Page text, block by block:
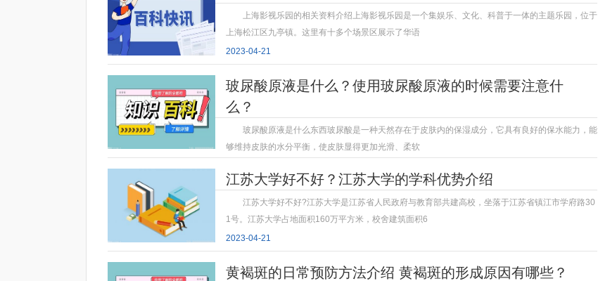
上海影视乐园的相关资料介绍上海影视乐园是一个集娱乐、文化、科普于一体的主题乐园，位于
上海松江区九亭镇。这里有十多个场景区展示了华语
2023-04-21
玻尿酸原液是什么？使用玻尿酸原液的时候需要注意什
么？
玻尿酸原液是什么东西玻尿酸是一种天然存在于皮肤内的保湿成分，它具有良好的保水能力，能
够维持皮肤的水分平衡，使皮肤显得更加光滑、柔软
江苏大学好不好？江苏大学的学科优势介绍
江苏大学好不好?江苏大学是江苏省人民政府与教育部共建高校，坐落于江苏省镇江市学府路30
1号。江苏大学占地面积160万平方米，校舍建筑面积6
2023-04-21
黄褐斑的日常预防方法介绍 黄褐斑的形成原因有哪些？